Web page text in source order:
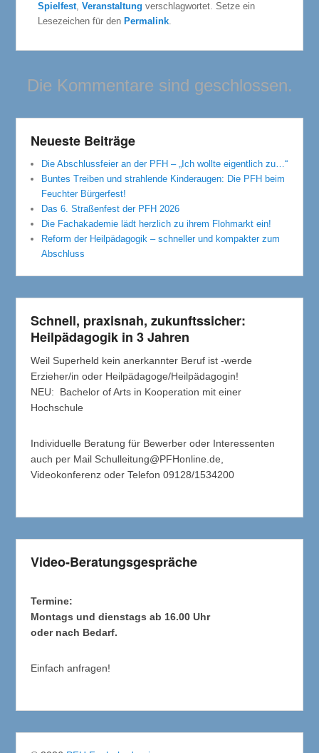
Spielfest,Veranstaltung verschlagwortet. Setze ein
Lesezeichen für den Permalink.
Die Kommentare sind geschlossen.
Neueste Beiträge
Die Abschlussfeier an der PFH – „Ich wollte eigentlich zu…“
Buntes Treiben und strahlende Kinderaugen: Die PFH beim
Feuchter Bürgerfest!
Das 6. Straßenfest der PFH 2026
Die Fachakademie lädt herzlich zu ihrem Flohmarkt ein!
Reform der Heilpädagogik – schneller und kompakter zum
Abschluss
Schnell, praxisnah, zukunftssicher:
Heilpädagogik in 3 Jahren
Weil Superheld kein anerkannter Beruf ist -werde
Erzieher/in oder Heilpädagoge/Heilpädagogin!
NEU: Bachelor of Arts in Kooperation mit einer
Hochschule
Individuelle Beratung für Bewerber oder Interessenten
auch per Mail Schulleitung@PFHonline.de,
Videokonferenz oder Telefon 09128/1534200
Video-Beratungsgespräche
Termine:
Montags und dienstags ab 16.00 Uhr
oder nach Bedarf.
Einfach anfragen!